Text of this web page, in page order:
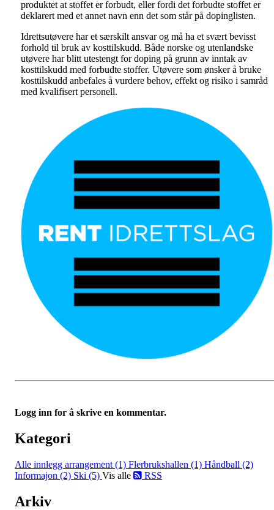
produktet at stoffet er forbudt, eller fordi det forbudte stoffet er
deklarert med et annet navn enn det som står på dopinglisten.
Idrettsutøvere har et særskilt ansvar og må ha et svært bevisst
forhold til bruk av kosttilskudd. Både norske og utenlandske
utøvere har blitt utestengt for doping på grunn av inntak av
kosttilskudd med forbudte stoffer. Utøvere som ønsker å bruke
kosttilskudd anbefales å vurdere behov, effekt og risiko i samråd
med kvalifisert personell.
Logg inn for å skrive en kommentar.
Kategori
Alle innlegg arrangement (1) Flerbrukshallen (1) Håndball (2)
Informajon (2) Ski (5) Vis alle RSS
Arkiv